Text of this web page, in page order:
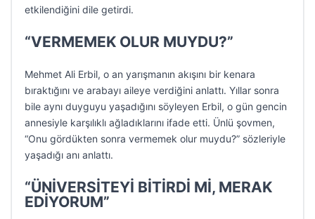
etkilendiğini dile getirdi.
“VERMEMEK OLUR MUYDU?”
Mehmet Ali Erbil, o an yarışmanın akışını bir kenara
bıraktığını ve arabayı aileye verdiğini anlattı. Yıllar sonra
bile aynı duyguyu yaşadığını söyleyen Erbil, o gün gencin
annesiyle karşılıklı ağladıklarını ifade etti. Ünlü şovmen,
“Onu gördükten sonra vermemek olur muydu?” sözleriyle
yaşadığı anı anlattı.
“ÜNİVERSİTEYİ BİTİRDİ Mİ, MERAK
EDİYORUM”